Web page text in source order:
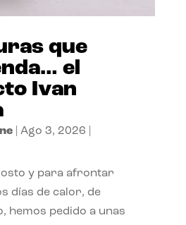
que
el
Ivan
| Ago 3, 2026
y para afrontar
días de calor, de
hemos pedido a unas